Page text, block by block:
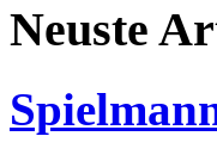
Neuste